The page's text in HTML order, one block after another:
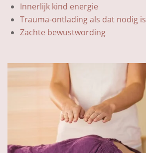
Innerlijk kind energie
Trauma-ontlading als dat nodig is
Zachte bewustwording